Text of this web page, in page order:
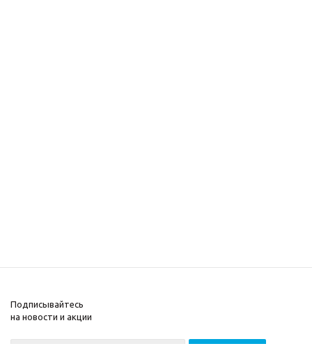
Подписывайтесь
на новости и акции